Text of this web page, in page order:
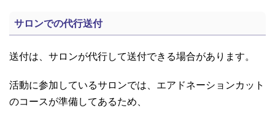
サロンでの代行送付
送付は、サロンが代行して送付できる場合があります。
活動に参加しているサロンでは、エアドネーションカット
のコースが準備してあるため、